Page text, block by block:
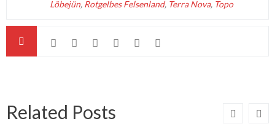
Löbejün, Rotgelbes Felsenland, Terra Nova, Topo
Related Posts